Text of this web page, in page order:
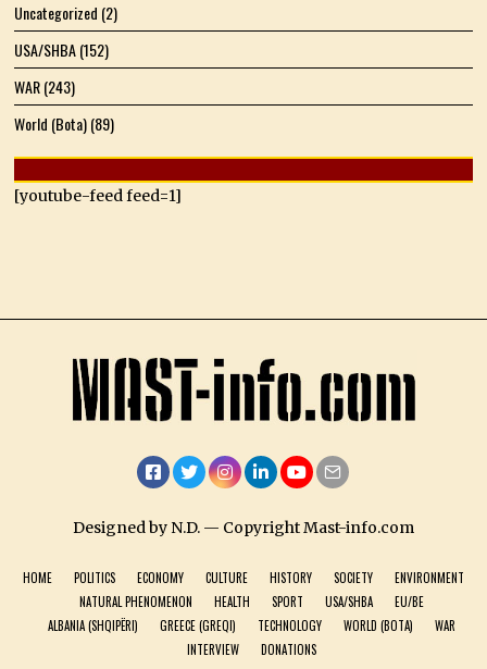
Uncategorized (2)
USA/SHBA(152)
WAR(243)
World (Bota)(89)
[youtube-feed feed=1]
Designed by N.D. — Copyright Mast-info.com
HOME POLITICS ECONOMY CULTURE HISTORY SOCIETY
ENVIRONMENT
NATURAL PHENOMENON
HEALTH SPORT USA/SHBA
EU/BE
ALBANIA (SHQIPËRI)
GREECE (GREQI) TECHNOLOGY WORLD (BOTA)
WAR
INTERVIEW
DONATIONS